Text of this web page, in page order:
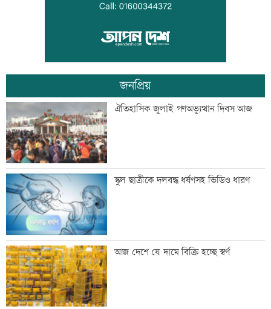
পাঁচ আর্থিক প্রতিষ্ঠান বন্ধের অনুমোদন,
রোববার প্রশাসক নিয়োগ
ঢাকা-ময়মনসিংহ রেল যোগাযোগ স্বাভাবিক
সিঙ্গাপুর থেকে এক কার্গো এলএনজি কিনবে
সরকার
মান্দায় ২৯৬ বোতলসহ দুই মাদক কারবারি
আটক
জনপ্রিয়
ঐতিহাসিক জুলাই গণঅভ্যুত্থান দিবস আজ
স্কুল ছাত্রীকে দলবদ্ধ ধর্ষণসহ ভিডিও ধারণ
আজ দেশে যে দামে বিক্রি হচ্ছে স্বর্ণ